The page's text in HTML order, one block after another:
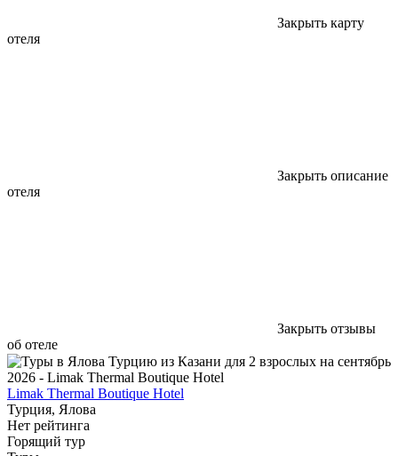
Закрыть карту
отеля
Закрыть описание
отеля
Закрыть отзывы
об отеле
Limak Thermal Boutique Hotel
Турция, Ялова
Нет рейтинга
Горящий тур